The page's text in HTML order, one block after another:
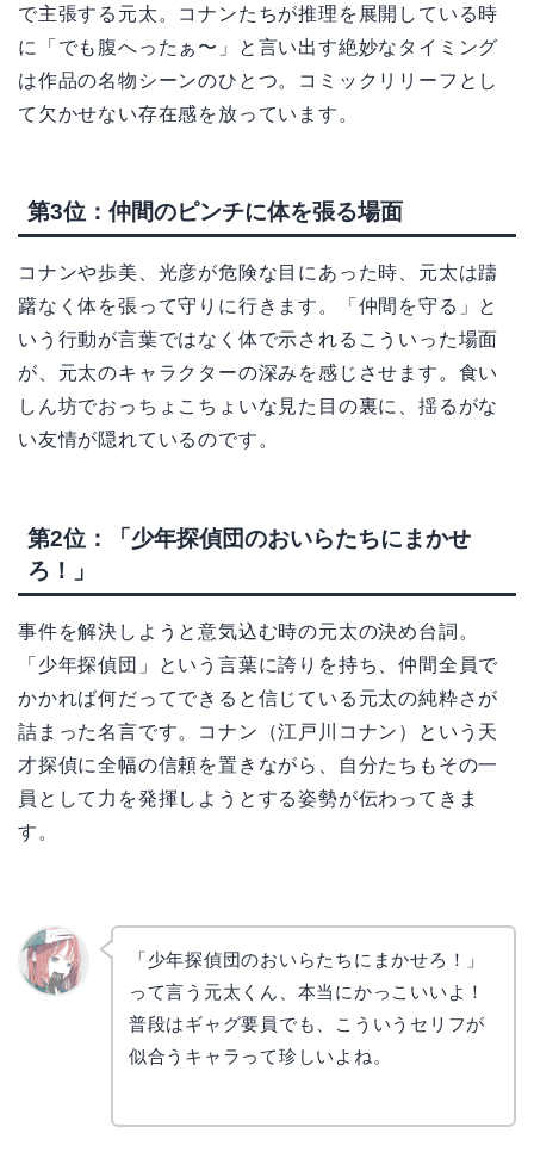
で主張する元太。コナンたちが推理を展開している時
に「でも腹へったぁ〜」と言い出す絶妙なタイミング
は作品の名物シーンのひとつ。コミックリリーフとし
て欠かせない存在感を放っています。
第3位：仲間のピンチに体を張る場面
コナンや歩美、光彦が危険な目にあった時、元太は躊
躇なく体を張って守りに行きます。「仲間を守る」と
いう行動が言葉ではなく体で示されるこういった場面
が、元太のキャラクターの深みを感じさせます。食い
しん坊でおっちょこちょいな見た目の裏に、揺るがな
い友情が隠れているのです。
第2位：「少年探偵団のおいらたちにまかせ
ろ！」
事件を解決しようと意気込む時の元太の決め台詞。
「少年探偵団」という言葉に誇りを持ち、仲間全員で
かかれば何だってできると信じている元太の純粋さが
詰まった名言です。コナン（江戸川コナン）という天
才探偵に全幅の信頼を置きながら、自分たちもその一
員として力を発揮しようとする姿勢が伝わってきま
す。
「少年探偵団のおいらたちにまかせろ！」
って言う元太くん、本当にかっこいいよ！
普段はギャグ要員でも、こういうセリフが
似合うキャラって珍しいよね。